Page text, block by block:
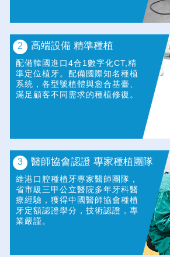
2 高端設備 精準種植
配備韓國進口4合1數字化CT,精
準定位植牙。配備國際知名種植
系統，各型號植體與愈合基臺、
滿足顧客不同需求的種植修復。
3 醫師協會認證 專家種植團隊
維港口腔種植牙專家醫師團隊，
省市級三甲公立醫院多年牙科醫
療經驗，獲得中國醫師協會種植
牙定額認證學分，技術認證，專
業嚴謹。